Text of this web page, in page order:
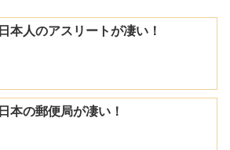
日本人のアスリートが凄い！
日本の郵便局が凄い！